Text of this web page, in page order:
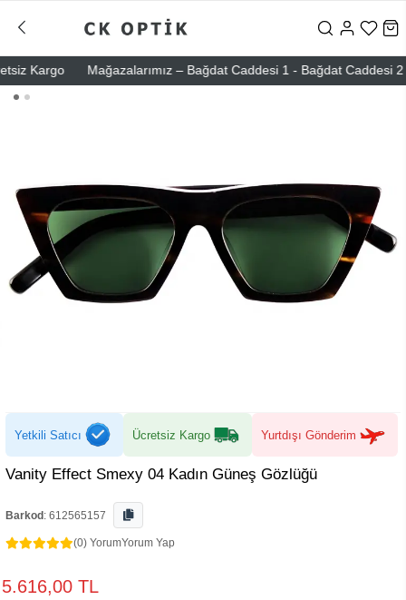
Kargo Mağazalarımız – Bağdat Caddesi 1 - Bağdat Caddesi 2 -
Yetkili Satıcı Ücretsiz Kargo Yurtdışı Gönderim
Vanity Effect Smexy 04 Kadın Güneş Gözlüğü
Barkod : 612565157
(0) YorumYorum Yap
5.616,00 TL